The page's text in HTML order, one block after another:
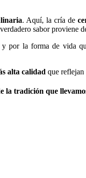
. Aquí, la cría de
sabor proviene
y por la forma de vida
alta calidad que reflejan
tradición que